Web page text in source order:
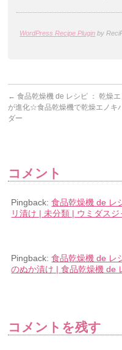
WordPress Recipe Plugin by
← 食品乾燥機 de レシピ ： 乾燥エ
が進化☆食品乾燥機で乾燥エノキ
ダー
コメント
Pingback:食品乾燥機 de レ
リ漬け | 未分類 | ウミダスジ
Pingback:食品乾燥機 de
のぬか漬け | 食品乾燥機 de
コメントを残す